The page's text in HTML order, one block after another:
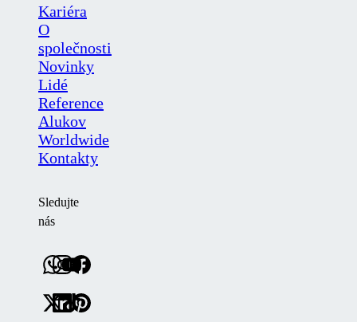
Kariéra
O
společnosti
Novinky
Lidé
Reference
Alukov
Worldwide
Kontakty
Sledujte
nás